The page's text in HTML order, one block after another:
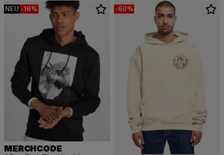
NEU -16%
MERCHCODE
-60%